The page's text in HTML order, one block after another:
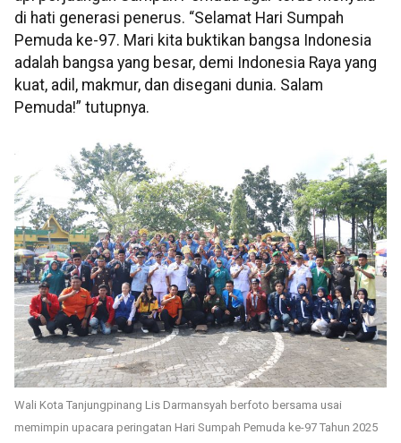
di hati generasi penerus. “Selamat Hari Sumpah
Pemuda ke-97. Mari kita buktikan bangsa Indonesia
adalah bangsa yang besar, demi Indonesia Raya yang
kuat, adil, makmur, dan disegani dunia. Salam
Pemuda!” tutupnya.
Wali Kota Tanjungpinang Lis Darmansyah berfoto bersama usai
memimpin upacara peringatan Hari Sumpah Pemuda ke-97 Tahun 2025